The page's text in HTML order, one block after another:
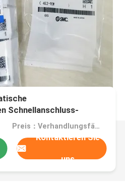
Schnellanschluss-
Preis：Verhandlungsfähig
Kontaktieren Sie
uns